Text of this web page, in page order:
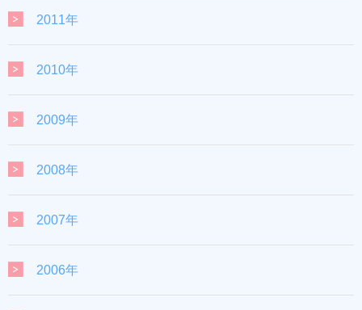
2011年
2010年
2009年
2008年
2007年
2006年